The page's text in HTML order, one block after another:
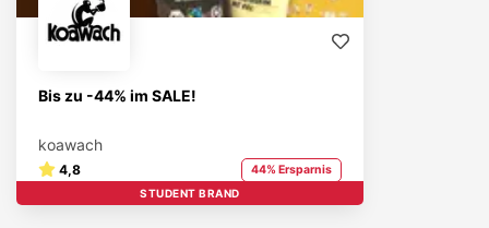
Bis zu -44% im SALE!
koawach
4,8 44% Ersparnis
STUDENT BRAND